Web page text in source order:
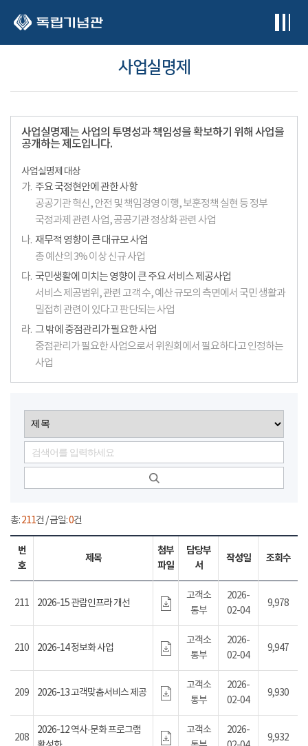
사업실명제
사업실명제는 사업의 투명성과 책임성을 확보하기 위해 사업을
공개하는 제도입니다.
사업실명제 대상
가. 주요 국정현안에 관한 사항
공공기관 혁신, 안전 및 책임경영 이행, 보훈정책 실현 등 정부
국정과제 관련 사업, 공공기관 정상화 관련 사업
나. 재무적 영향이 큰 대규모 사업
총 예산의 3% 이상 신규 사업
다. 국민생활에 미치는 영향이 큰 주요 서비스 제공사업
서비스 제공범위, 관련 고객 수, 예산 규모의 측면에서 국민 생활과
밀접히 관련이 있다고 판단되는 사업
라. 그 밖에 중점관리가 필요한 사업
중점관리가 필요한 사업으로서 위원회에서 필요하다고 인정하는
사업
총:211건 / 금일:0건
번
호
제목
첨부
파일
담당부
서
작성일 조회수
211 2026-15 관람인프라 개선
고객소
통부
2026-
02-04
9,978
210 2026-14 정보화 사업
고객소
통부
2026-
02-04
9,947
209 2026-13 고객맞춤서비스 제공
고객소
통부
2026-
02-04
9,930
208
2026-12 역사·문화 프로그램
고객소
2026-
9,932